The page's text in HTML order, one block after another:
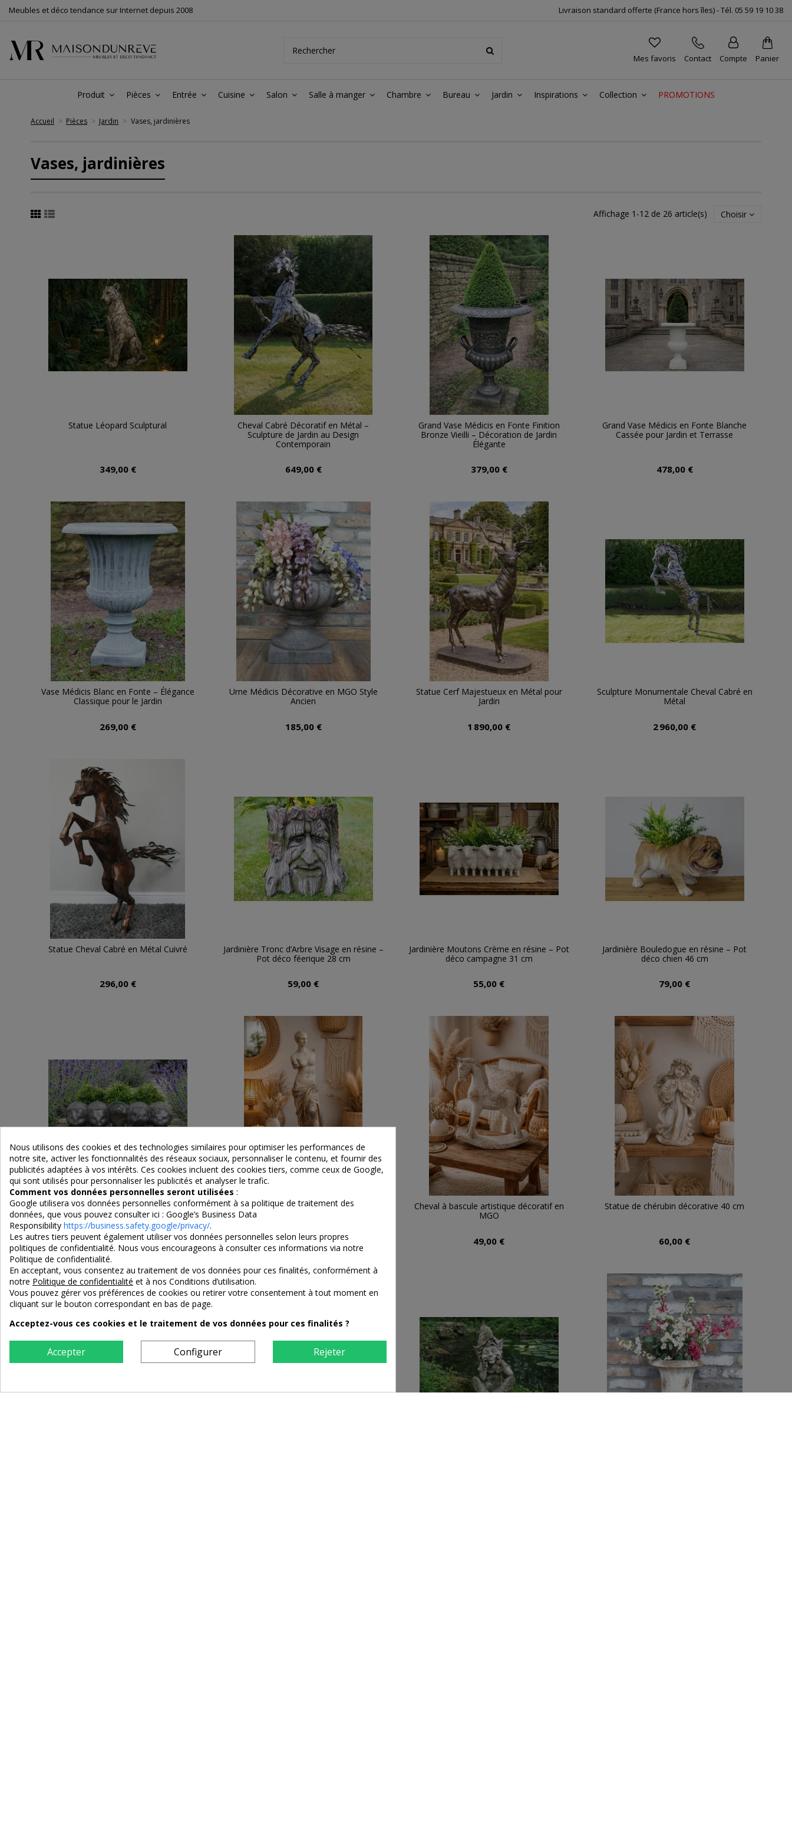
Meubles et déco tendance sur Internet depuis 2008 Livraison standard offerte (France hors îles) -Tél. 05 59 19 10 38
Mes favoris Contact Compte Panier
Produit Pièces Entrée Cuisine Salon Salle à manger Chambre Bureau Jardin Inspirations Collection PROMOTIONS
Accueil Pièces Jardin Vases, jardinières
Vases, jardinières
Affichage 1-12 de 26 article(s) Choisir
Statue Léopard Sculptural
349,00 €
Cheval Cabré Décoratif en Métal –
Sculpture de Jardin au Design
Contemporain
649,00 €
Grand Vase Médicis en Fonte Finition
Bronze Vieilli – Décoration de Jardin
Élégante
379,00 €
Grand Vase Médicis en Fonte Blanche
Cassée pour Jardin et Terrasse
478,00 €
Vase Médicis Blanc en Fonte – Élégance
Classique pour le Jardin
269,00 €
Urne Médicis Décorative en MGO Style
Ancien
185,00 €
Statue Cerf Majestueux en Métal pour
Jardin
1 890,00 €
Sculpture Monumentale Cheval Cabré en
Métal
2 960,00 €
Statue Cheval Cabré en Métal Cuivré
296,00 €
Jardinière Tronc d’Arbre Visage en résine –
Pot déco féerique 28 cm
59,00 €
Jardinière Moutons Crème en résine – Pot
déco campagne 31 cm
55,00 €
Jardinière Bouledogue en résine – Pot
déco chien 46 cm
79,00 €
Jardinière Hérissons en résine 33 cm |
Déco jardin
42,00 €
Statue de Vénus décorative 60 cm
65,00 €
Cheval à bascule artistique décoratif en
MGO
49,00 €
Statue de chérubin décorative 40 cm
60,00 €
Nous utilisons des cookies et des technologies similaires pour optimiser les performances de
notre site, activer les fonctionnalités des réseaux sociaux, personnaliser le contenu, et fournir des
publicités adaptées à vos intérêts. Ces cookies incluent des cookies tiers, comme ceux de Google,
qui sont utilisés pour personnaliser les publicités et analyser le trafic.
Comment vos données personnelles seront utilisées :
Google utilisera vos données personnelles conformément à sa politique de traitement des
données, que vous pouvez consulter ici : Google’s Business Data
Responsibility https://business.safety.google/privacy/.
Les autres tiers peuvent également utiliser vos données personnelles selon leurs propres
politiques de confidentialité. Nous vous encourageons à consulter ces informations via notre
Politique de confidentialité.
En acceptant, vous consentez au traitement de vos données pour ces finalités, conformément à
notre Politique de confidentialité et à nos Conditions d’utilisation.
Vous pouvez gérer vos préférences de cookies ou retirer votre consentement à tout moment en
cliquant sur le bouton correspondant en bas de page.
Acceptez-vous ces cookies et le traitement de vos données pour ces finalités ?
Accepter Configurer Rejeter